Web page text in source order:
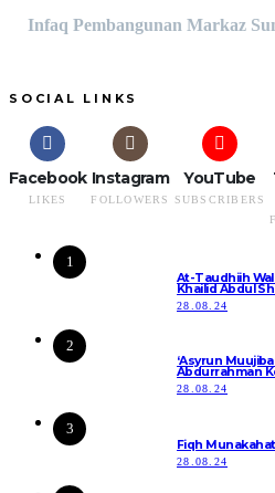
Infaq Pembangunan Markaz
SOCIAL LINKS
Facebook
LIKES
Instagram
FOLLOWERS
YouTube
SUBSCRIBERS
1
At-Taudhiih
Khailid Abdul
28.08.24
2
‘Asyrun
Abdurrahman
28.08.24
3
Fiqh
28.08.24